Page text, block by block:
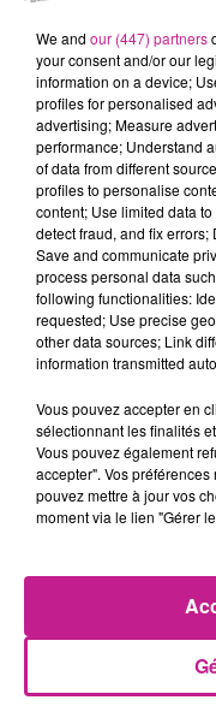
Colmar
La/le Gestionnaire
dossiers administratifs
instruction, rédaction,
Selon les besoins,
synthèses
Elle/il participera au
d'informations
https://
We and our (447) partners
your consent and/or our
information on a device;
profiles for personalised
advertising; Measure
performance; Understand
of data from different
profiles to personalise
content; Use limited data
detect fraud, and fix
Save and communicate
process personal data
following functionalities:
requested; Use precise
other data sources; Link
information transmitted
Vous pouvez accepter en
sélectionnant les finalités
Vous pouvez également
accepter". Vos
pouvez mettre à jour vos
moment via le lien "Gérer